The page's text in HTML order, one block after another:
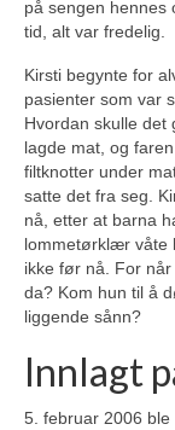
på sengen hennes
tid, alt var fredelig.
Kirsti begynte for
pasienter som var
Hvordan skulle det
lagde mat, og
filtknotter under
satte det fra seg.
nå, etter at barna
lommetørklær våte
ikke før nå. For
da? Kom hun til å
liggende sånn?
Innlagt
5. februar 2006 ble